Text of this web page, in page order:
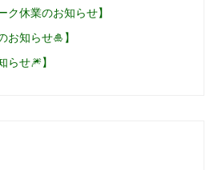
ク休業のお知らせ】
お知らせ🎍】
らせ🎆】